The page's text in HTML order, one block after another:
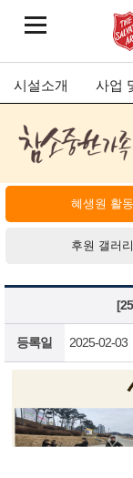
시설소개 사업
혜생원 활동
후원 갤러리
등록일 2025-02-03